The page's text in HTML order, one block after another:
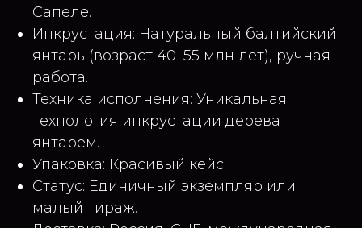
Сапеле.
Инкрустация: Натуральный балтийский
янтарь (возраст 40–55 млн лет), ручная
работа.
Техника исполнения: Уникальная
технология инкрустации дерева
янтарем.
Упаковка: Красивый кейс.
Статус: Единичный экземпляр или
малый тираж.